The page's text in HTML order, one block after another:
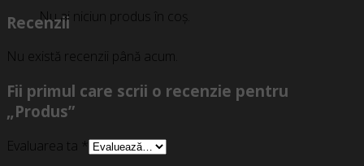
Nu ai niciun produs în coș.
Recenzii
Nu există recenzii până acum.
Fii primul care scrii o recenzie pentru
„Produs”
Evaluarea ta *